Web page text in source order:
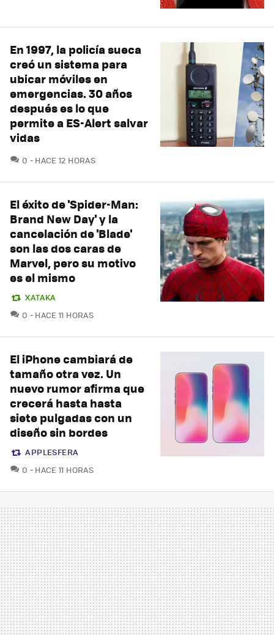
En 1997, la policía sueca
creó un sistema para
ubicar móviles en
emergencias. 30 años
después es lo que
permite a ES-Alert salvar
vidas
0 COMENTARIOS
HACE 12 HORAS
El éxito de 'Spider-Man:
Brand New Day' y la
cancelación de 'Blade'
son las dos caras de
Marvel, pero su motivo
es el mismo
XATAKA
0 COMENTARIOS
HACE 11 HORAS
El iPhone cambiará de
tamaño otra vez. Un
nuevo rumor afirma que
crecerá hasta hasta
siete pulgadas con un
diseño sin bordes
APPLESFERA
0 COMENTARIOS
HACE 11 HORAS